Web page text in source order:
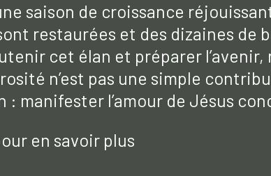
saison de croissance
restaurées et des dizaines de
cet élan et préparer
n’est pas une simple
: manifester l’amour de Jésus
en savoir plus